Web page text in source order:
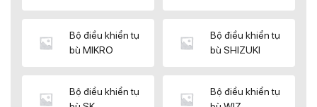
Bộ điều khiển tụ
bù MIKRO
Bộ điều khiển tụ
bù SHIZUKI
Bộ điều khiển tụ
Bộ điều khiển tụ